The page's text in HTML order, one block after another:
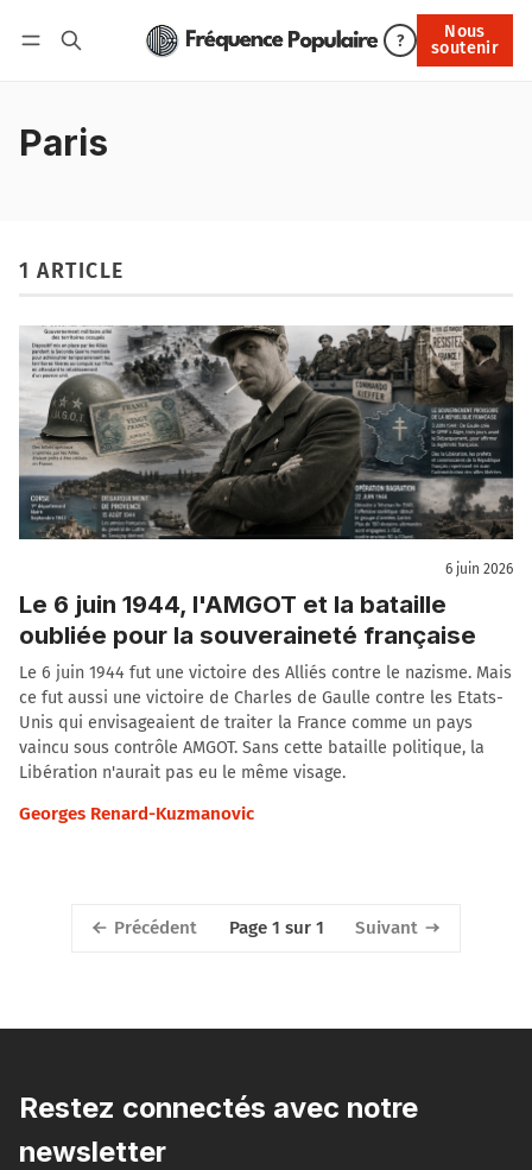
?
Nous
soutenir
Nous soutenir
Paris
1 ARTICLE
6 juin 2026
Le 6 juin 1944, l'AMGOT et la bataille
oubliée pour la souveraineté française
Le 6 juin 1944 fut une victoire des Alliés contre le nazisme. Mais
ce fut aussi une victoire de Charles de Gaulle contre les Etats-
Unis qui envisageaient de traiter la France comme un pays
vaincu sous contrôle AMGOT. Sans cette bataille politique, la
Libération n'aurait pas eu le même visage.
Georges Renard-Kuzmanovic
Précédent Page 1 sur 1 Suivant
Restez connectés avec notre
newsletter